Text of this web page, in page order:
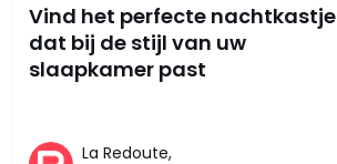
Vind het perfecte nachtkastje
dat bij de stijl van uw
slaapkamer past
La Redoute,